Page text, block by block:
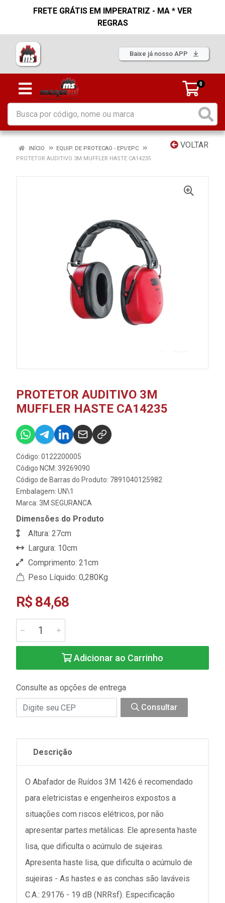
FRETE GRÁTIS EM IMPERATRIZ - MA * VER
REGRAS
Baixe já nosso APP
0
VOLTAR
INÍCIO
EQUIP. DE PROTECAO - EPI/EPC
PROTETOR AUDITIVO 3M MUFFLER HASTE CA14235
PROTETOR AUDITIVO 3M
MUFFLER HASTE CA14235
Código: 0122200005
Código NCM: 39269090
Código de Barras do Produto: 7891040125982
Embalagem: UN\1
Marca: 3M SEGURANCA
Dimensões do Produto
Altura: 27cm
Largura: 10cm
Comprimento: 21cm
Peso Líquido: 0,280Kg
R$ 84,68
Adicionar ao Carrinho
Consulte as opções de entrega
Consultar
Descrição
O Abafador de Ruídos 3M 1426 é recomendado
para eletricistas e engenheiros expostos a
situações com riscos elétricos, por não
apresentar partes metálicas. Ele apresenta haste
lisa, que dificulta o acúmulo de sujeiras.
Apresenta haste lisa, que dificulta o acúmulo de
sujeiras - As hastes e as conchas são laváveis
C.A.: 29176 - 19 dB (NRRsf). Especificação